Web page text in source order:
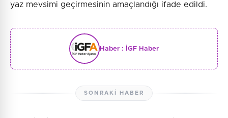
yaz mevsimi geçirmesinin amaçlandığı ifade edildi.
Haber : İGF Haber
SONRAKI HABER